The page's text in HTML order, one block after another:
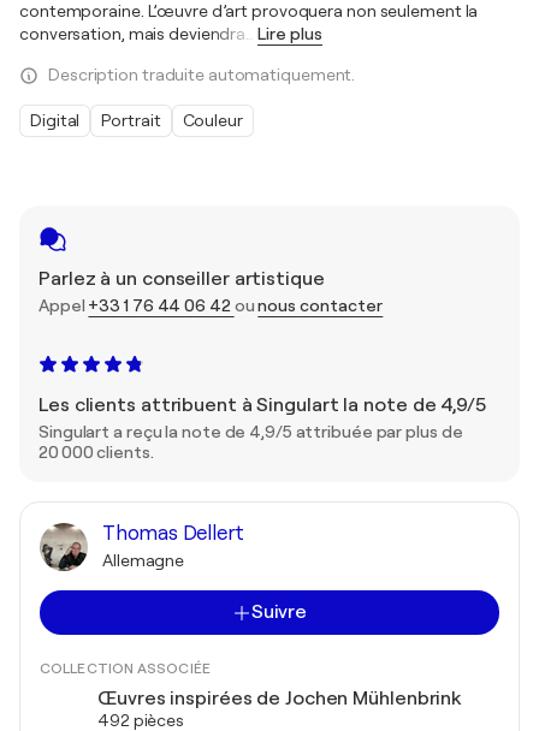
Parlez à un conseiller artistique
Appel +33 1 76 44 06 42 ounous contacter
Les clients attribuent à Singulart la note de 4,9/5
Singulart a reçu la note de 4,9/5 attribuée par plus de
20 000 clients.
Thomas Dellert
Allemagne
Suivre
COLLECTION ASSOCIÉE
Œuvres inspirées de Jochen Mühlenbrink
492 pièces
contemporaine. L’œuvre d’art provoquera non seulement la
conversation, mais deviendra
Lire plus
Description traduite automatiquement.
Digital Portrait Couleur